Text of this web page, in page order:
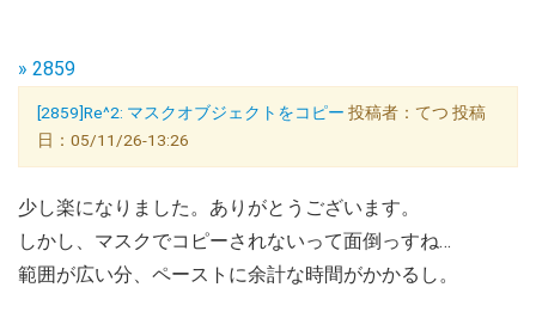
» 2859
[2859]Re^2: マスクオブジェクトをコピー 投稿者：てつ 投稿
日：05/11/26-13:26
少し楽になりました。ありがとうございます。
しかし、マスクでコピーされないって面倒っすね…
範囲が広い分、ペーストに余計な時間がかかるし。